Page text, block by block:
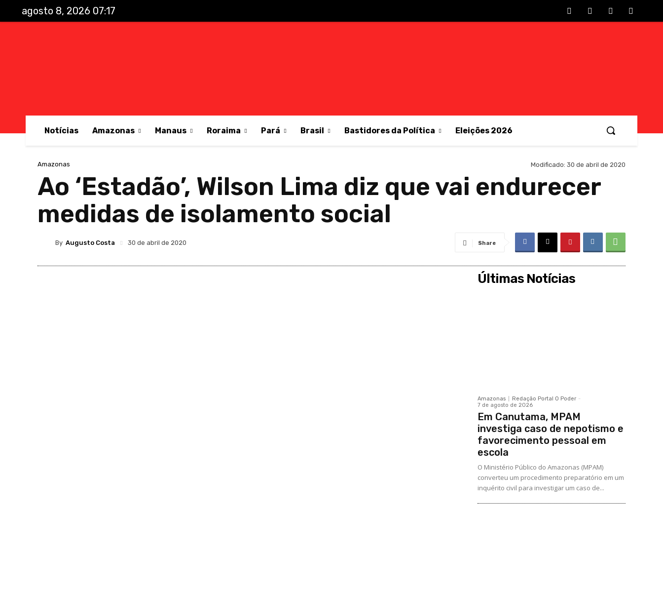
agosto 8, 2026 07:17
Notícias Amazonas Manaus Roraima Pará Brasil Bastidores da Política Eleições 2026
Amazonas Modificado: 30 de abril de 2020
Ao ‘Estadão’, Wilson Lima diz que vai endurecer
medidas de isolamento social
By Augusto Costa 30 de abril de 2020 Share
Últimas Notícias
Amazonas Redação Portal O Poder -
7 de agosto de 2026
Em Canutama, MPAM
investiga caso de nepotismo e
favorecimento pessoal em
escola
O Ministério Público do Amazonas (MPAM)
converteu um procedimento preparatório em um
inquérito civil para investigar um caso de...